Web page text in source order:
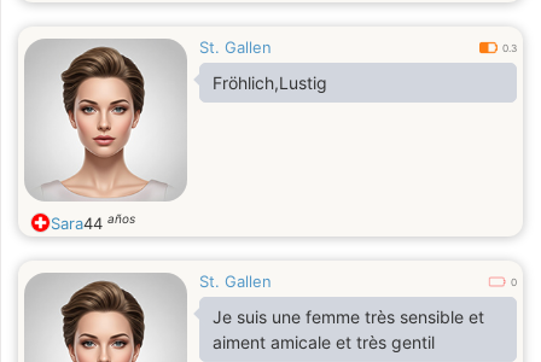
St. Gallen 0.3
Fröhlich,Lustig
Sara44 años
St. Gallen 0
Je suis une femme très sensible et
aiment amicale et très gentil